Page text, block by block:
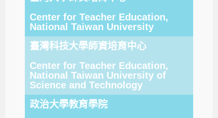
Center for Teacher Education,
National Taiwan University
臺灣科技大學師資培育中心
Center for Teacher Education,
National Taiwan University of
Science and Technology
政治大學教育學院